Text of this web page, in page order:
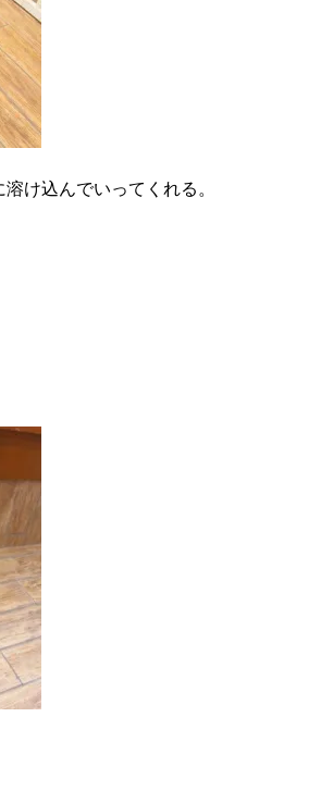
け込んでいってくれる。